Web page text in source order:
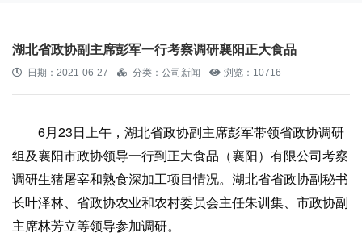
湖北省政协副主席彭军一行考察调研襄阳正大食品
日期：2021-06-27 分类：公司新闻 浏览：10716
6月23日上午，湖北省政协副主席彭军带领省政协调研
组及襄阳市政协领导一行到正大食品（襄阳）有限公司考察
调研生猪屠宰和熟食深加工项目情况。湖北省省政协副秘书
长叶泽林、省政协农业和农村委员会主任朱训集、市政协副
主席林芳立等领导参加调研。